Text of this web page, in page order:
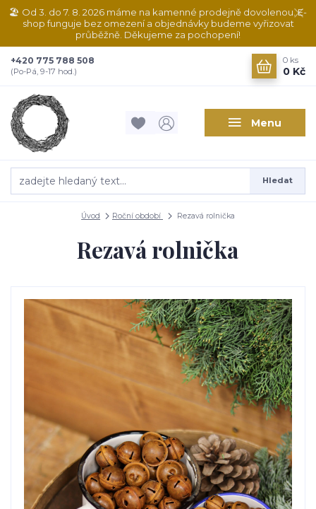
🏖️ Od 3. do 7. 8. 2026 máme na kamenné prodejně dovolenou. E-
shop funguje bez omezení a objednávky budeme vyřizovat
průběžně. Děkujeme za pochopení!
Menu
Hledat
+420 775 788 508
(Po-Pá, 9-17 hod.)
0 ks
0 Kč
Úvod Roční období Rezavá rolnička
Rezavá rolnička